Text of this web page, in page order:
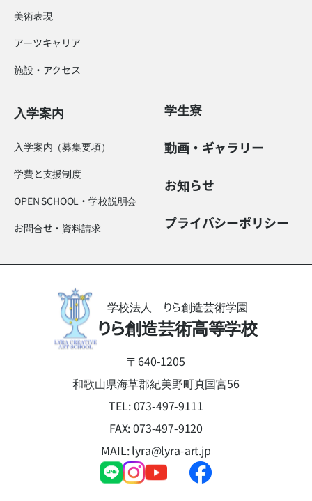
美術表現
アーツキャリア
施設・アクセス
入学案内
入学案内（募集要項）
学費と支援制度
OPEN SCHOOL・学校説明会
お問合せ・資料請求
学生寮
動画・ギャラリー
お知らせ
プライバシーポリシー
学校法人 りら創造芸術学園
りら創造芸術高等学校
〒640-1205
和歌山県海草郡紀美野町真国宮56
TEL:073-497-9111
FAX: 073-497-9120
MAIL:lyra@lyra-art.jp